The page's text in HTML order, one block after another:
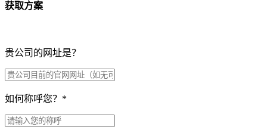
获取方案
贵公司的网址是？
如何称呼您？ *